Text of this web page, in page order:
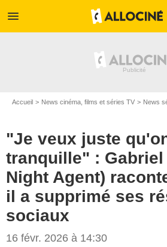
menu
Accueil News cinéma, films et séries TV News
"Je veux juste
tranquille" : Gabriel
Night Agent)
il a supprimé ses
sociaux
16 févr. 2026 à 14:30